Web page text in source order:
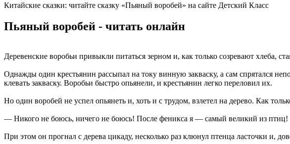
Китайские сказки: читайте сказку «Пьяный воробей» на сайте Детский Класс
Пьяный воробей - читать онлайн
Деревенские воробьи привыкли питаться зерном и, как только созревают хлеба,
Однажды один крестьянин рассыпал на току винную закваску, а сам спрятался
клевать закваску. Воробьи быстро опьянели, и крестьянин легко переловил их.
Но один воробей не успел опьянеть и, хоть и с трудом, взлетел на дерево. Как
— Никого не боюсь, ничего не боюсь! После феникса я — самый великий из птиц!
При этом он прогнал с дерева цикаду, несколько раз клюнул птенца ласточки и,